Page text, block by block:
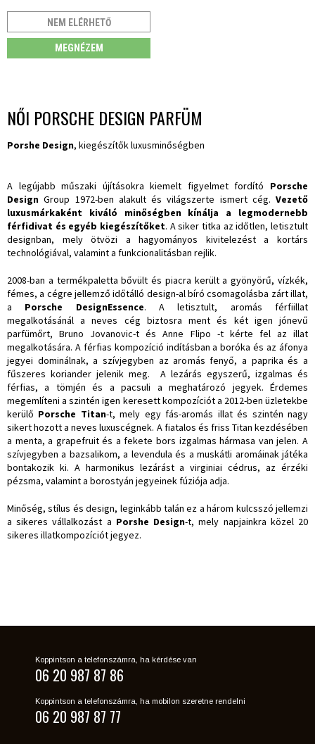
NEM ELÉRHETŐ
MEGNÉZEM
NŐI PORSCHE DESIGN PARFÜM
Porshe Design, kiegészítők luxusminőségben
A legújabb műszaki újításokra kiemelt figyelmet fordító Porsche
Design Group 1972-ben alakult és világszerte ismert cég. Vezető
luxusmárkaként kiváló minőségben kínálja a legmodernebb
férfidivat és egyéb kiegészítőket. A siker titka az időtlen, letisztult
designban, mely ötvözi a hagyományos kivitelezést a kortárs
technológiával, valamint a funkcionalitásban rejlik.
2008-ban a termékpaletta bővült és piacra került a gyönyörű, vízkék,
fémes, a cégre jellemző időtálló design-al bíró csomagolásba zárt illat,
a Porsche DesignEssence. A letisztult, aromás férfiillat
megalkotásánál a neves cég biztosra ment és két igen jónevű
parfümőrt, Bruno Jovanovic-t és Anne Flipo -t kérte fel az illat
megalkotására. A férfias kompozíció indításban a boróka és az áfonya
jegyei dominálnak, a szívjegyben az aromás fenyő, a paprika és a
fűszeres koriander jelenik meg. A lezárás egyszerű, izgalmas és
férfias, a tömjén és a pacsuli a meghatározó jegyek. Érdemes
megemlíteni a szintén igen keresett kompozíciót a 2012-ben üzletekbe
kerülő Porsche Titan-t, mely egy fás-aromás illat és szintén nagy
sikert hozott a neves luxuscégnek. A fiatalos és friss Titan kezdésében
a menta, a grapefruit és a fekete bors izgalmas hármasa van jelen. A
szívjegyben a bazsalikom, a levendula és a muskátli aromáinak játéka
bontakozik ki. A harmonikus lezárást a virginiai cédrus, az érzéki
pézsma, valamint a borostyán jegyeinek fúziója adja.
Minőség, stílus és design, leginkább talán ez a három kulcsszó jellemzi
a sikeres vállalkozást a Porshe Design-t, mely napjainkra közel 20
sikeres illatkompozíciót jegyez.
Koppintson a telefonszámra, ha kérdése van
06 20 987 87 86
Koppintson a telefonszámra, ha mobilon szeretne rendelni
06 20 987 87 77